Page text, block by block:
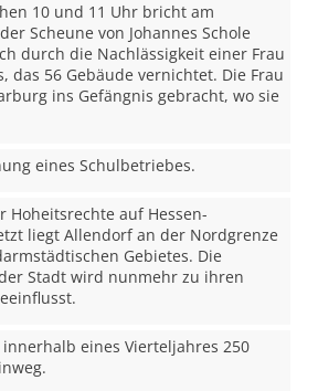
10 und 11 Uhr bricht am
Scheune von Johannes Schole
durch die Nachlässigkeit einer Frau
das 56 Gebäude vernichtet. Die Frau
ins Gefängnis gebracht, wo sie
eines Schulbetriebes.
Hoheitsrechte auf Hessen-
liegt Allendorf an der Nordgrenze
Gebietes. Die
Stadt wird nunmehr zu ihren
innerhalb eines Vierteljahres 250